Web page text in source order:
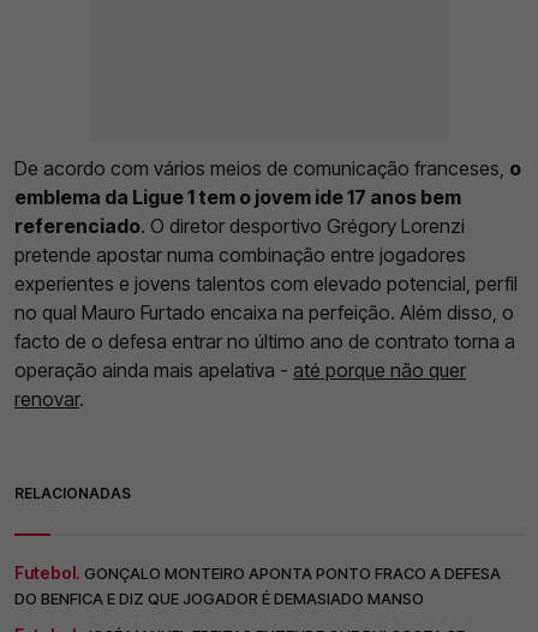
De acordo com vários meios de comunicação franceses, o
emblema da Ligue 1 tem o jovem ide 17 anos bem
referenciado. O diretor desportivo Grégory Lorenzi
pretende apostar numa combinação entre jogadores
experientes e jovens talentos com elevado potencial, perfil
no qual Mauro Furtado encaixa na perfeição. Além disso, o
facto de o defesa entrar no último ano de contrato torna a
operação ainda mais apelativa - até porque não quer
renovar.
RELACIONADAS
Futebol. GONÇALO MONTEIRO APONTA PONTO FRACO A DEFESA
DO BENFICA E DIZ QUE JOGADOR É DEMASIADO MANSO